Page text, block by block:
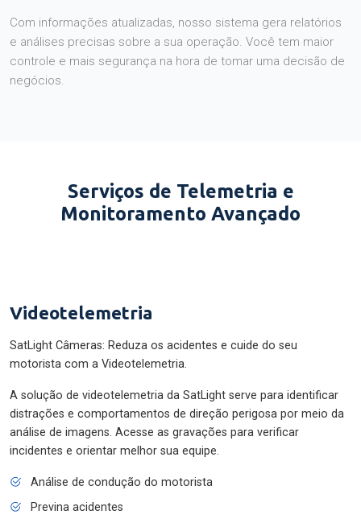
Com informações atualizadas, nosso sistema gera relatórios
e análises precisas sobre a sua operação. Você tem maior
controle e mais segurança na hora de tomar uma decisão de
negócios.
Serviços de Telemetria e
Monitoramento Avançado
Videotelemetria
SatLight Câmeras: Reduza os acidentes e cuide do seu
motorista com a Videotelemetria.
A solução de videotelemetria da SatLight serve para identificar
distrações e comportamentos de direção perigosa por meio da
análise de imagens. Acesse as gravações para verificar
incidentes e orientar melhor sua equipe.
Análise de condução do motorista
Previna acidentes